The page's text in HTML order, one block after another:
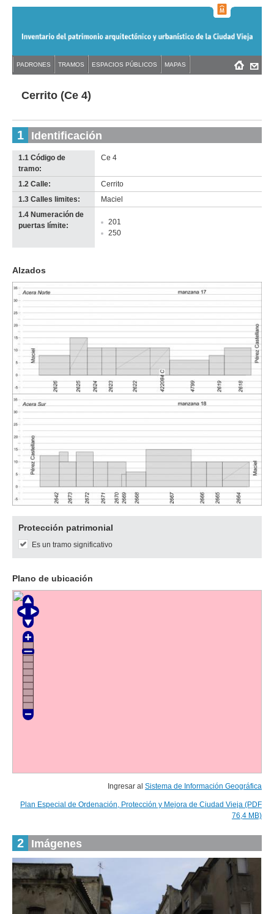
navigation
Back
topCerrito (Ce 4)
1 Identificación
1.1 Código de
tramo:
Ce 4
1.2 Calle:
Cerrito
1.3 Calles limites:
Maciel
1.4 Numeración de
puertas límite:
201
250
Alzados
Descargar
original
Protección patrimonial
Es un tramo significativo
Plano de ubicación
Ingresar al Sistema de Información Geográfica
Plan Especial de Ordenación, Protección y Mejora de Ciudad Vieja (PDF
76,4 MB)
2 Imágenes
Back
to Menú
PADRONES TRAMOS ESPACIOS PÚBLICOS MAPAS